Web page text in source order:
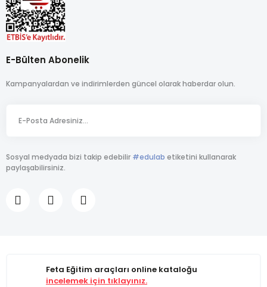
E-Bülten Abonelik
Kampanyalardan ve indirimlerden güncel olarak haberdar olun.
Sosyal medyada bizi takip edebilir #edulab etiketini kullanarak
paylaşabilirsiniz.
Feta Eğitim araçları online kataloğu
incelemek için tıklayınız.